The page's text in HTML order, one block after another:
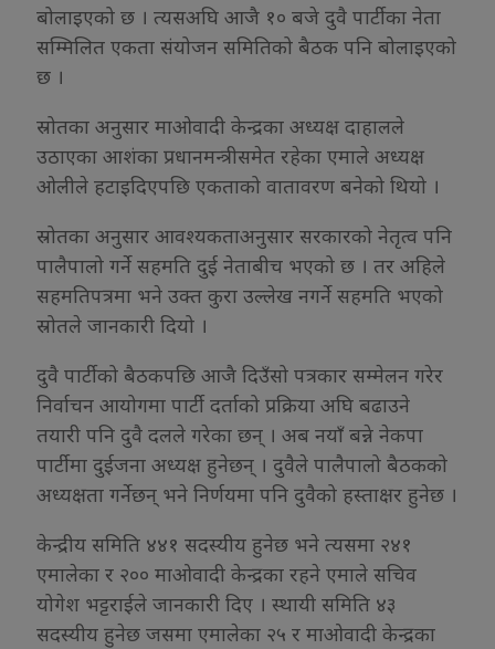
बोलाइएको छ । त्यसअघि आजै १० बजे दुवै पार्टीका नेता
सम्मिलित एकता संयोजन समितिको बैठक पनि बोलाइएको
छ ।
स्रोतका अनुसार माओवादी केन्द्रका अध्यक्ष दाहालले
उठाएका आशंका प्रधानमन्त्रीसमेत रहेका एमाले अध्यक्ष
ओलीले हटाइदिएपछि एकताको वातावरण बनेको थियो ।
स्रोतका अनुसार आवश्यकताअनुसार सरकारको नेतृत्व पनि
पालैपालो गर्ने सहमति दुई नेताबीच भएको छ । तर अहिले
सहमतिपत्रमा भने उक्त कुरा उल्लेख नगर्ने सहमति भएको
स्रोतले जानकारी दियो ।
दुवै पार्टीको बैठकपछि आजै दिउँसो पत्रकार सम्मेलन गरेर
निर्वाचन आयोगमा पार्टी दर्ताको प्रक्रिया अघि बढाउने
तयारी पनि दुवै दलले गरेका छन् । अब नयाँ बन्ने नेकपा
पार्टीमा दुईजना अध्यक्ष हुनेछन् । दुवैले पालैपालो बैठकको
अध्यक्षता गर्नेछन् भने निर्णयमा पनि दुवैको हस्ताक्षर हुनेछ ।
केन्द्रीय समिति ४४१ सदस्यीय हुनेछ भने त्यसमा २४१
एमालेका र २०० माओवादी केन्द्रका रहने एमाले सचिव
योगेश भट्टराईले जानकारी दिए । स्थायी समिति ४३
सदस्यीय हुनेछ जसमा एमालेका २५ र माओवादी केन्द्रका